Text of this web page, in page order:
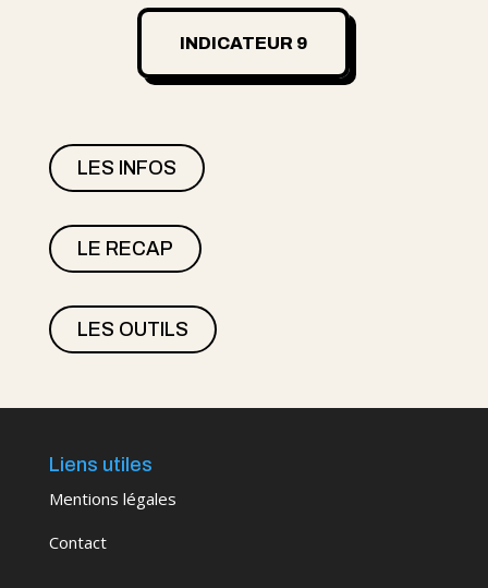
INDICATEUR 9
LES INFOS
LE RECAP
LES OUTILS
Liens utiles
Mentions légales
Contact